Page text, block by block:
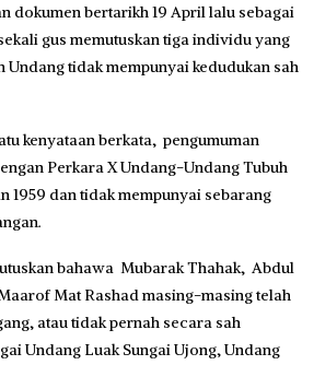
dokumen bertarikh 19 April lalu sebagai
gus memutuskan tiga individu yang
tidak mempunyai kedudukan sah
kenyataan berkata, pengumuman
Perkara X Undang-Undang Tubuh
1959 dan tidak mempunyai sebarang
bahawa Mubarak Thahak, Abdul
Mat Rashad masing-masing telah
atau tidak pernah secara sah
Undang Luak Sungai Ujong, Undang